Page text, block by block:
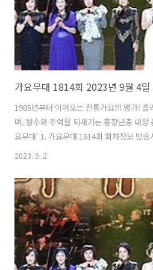
1985년부터 이어오는 전통가요의 명가! 흘
며, 향수와 추억을 되새기는 중장년층 대상
요무대' 1. 가요무대 1814회 회차정보 방
1814회 일시 : 2023년 9월 4일 시간 : 22:00
양지원, 박군, 풍금, 류지광, 김연자, 김용
철 2. 가요무대 1814회 출연진 및 곡 / 원곡
은 김수찬 신미래 양지원 박군 풍금 류지광
조항조 박상철 01) 김용임 - 고향 가는 길 (
내 ..
2023. 9. 2.